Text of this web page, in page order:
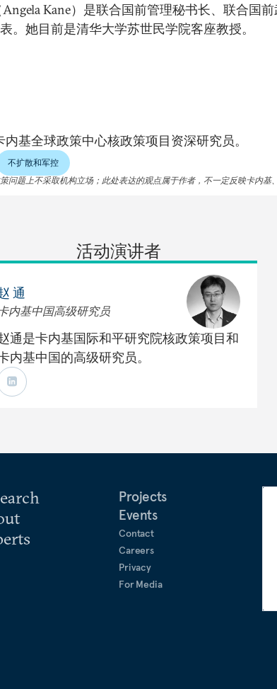
Angela Kane）是联合国前管理秘书长、联合国
。她目前是清华大学苏世民学院客座教授。
内基全球政策中心核政策项目资深研究员。
不扩散和军控
问题上不采取机构立场；此处表达的观点属于作者，不一定反映卡内基
活动演讲者
通
内基中国高级研究员
通是卡内基国际和平研究院核政策项目和
内基中国的高级研究员。
Projects
Events
Contact
Careers
Privacy
For Media